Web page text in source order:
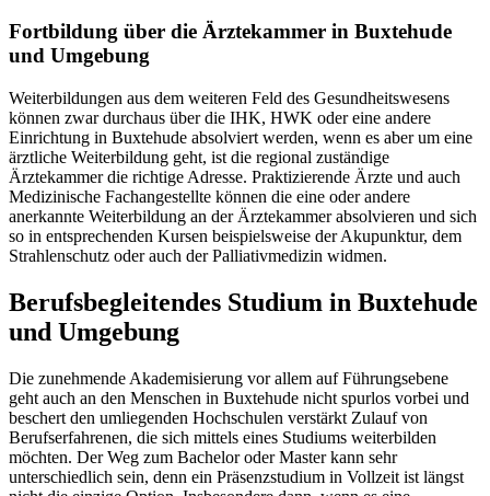
Fortbildung über die Ärztekammer in Buxtehude
und Umgebung
Weiterbildungen aus dem weiteren Feld des Gesundheitswesens
können zwar durchaus über die IHK, HWK oder eine andere
Einrichtung in Buxtehude absolviert werden, wenn es aber um eine
ärztliche Weiterbildung geht, ist die regional zuständige
Ärztekammer die richtige Adresse. Praktizierende Ärzte und auch
Medizinische Fachangestellte können die eine oder andere
anerkannte Weiterbildung an der Ärztekammer absolvieren und sich
so in entsprechenden Kursen beispielsweise der Akupunktur, dem
Strahlenschutz oder auch der Palliativmedizin widmen.
Berufsbegleitendes Studium in Buxtehude
und Umgebung
Die zunehmende Akademisierung vor allem auf Führungsebene
geht auch an den Menschen in Buxtehude nicht spurlos vorbei und
beschert den umliegenden Hochschulen verstärkt Zulauf von
Berufserfahrenen, die sich mittels eines Studiums weiterbilden
möchten. Der Weg zum Bachelor oder Master kann sehr
unterschiedlich sein, denn ein Präsenzstudium in Vollzeit ist längst